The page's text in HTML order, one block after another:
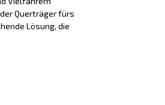
Querträger fürs
Lösung, die